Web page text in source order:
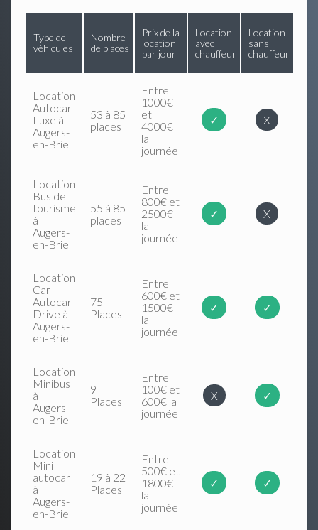
Type de
véhicules
Nombre
de places
Prix de la
location
par jour
Location
avec
chauffeur
Location
sans
chauffeur
Location
Autocar
Luxe à
Augers-
en-Brie
53 à 85
places
Entre
1000€
et
4000€
la
journée
✓ X
Location
Bus de
tourisme
à
Augers-
en-Brie
55 à 85
places
Entre
800€ et
2500€
la
journée
✓ X
Location
Car
Autocar-
Drive à
Augers-
en-Brie
75
Places
Entre
600€ et
1500€
la
journée
✓ ✓
Location
Minibus
à
Augers-
en-Brie
9
Places
Entre
100€ et
600€ la
journée
X ✓
Location
Mini
autocar
à
Augers-
en-Brie
19 à 22
Places
Entre
500€ et
1800€
la
journée
✓ ✓